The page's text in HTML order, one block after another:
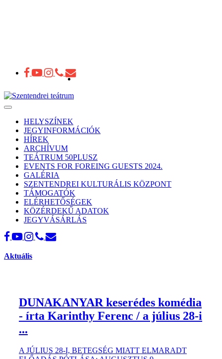
Toggle
navigationHELYSZÍNEK
JEGYINFORMÁCIÓK
HÍREK
ARCHÍVUM
TEÁTRUM 50PLUSZ
EVENTS FOR FOREING GUESTS 2024.
GALÉRIA
SZENTENDREI KULTURÁLIS KÖZPONT
TÁMOGATÓK
ELÉRHETŐSÉGEK
KÖZÉRDEKŰ ADATOK
JEGYVÁSÁRLÁS
Aktuális
DUNAKANYAR keserédes komédia
- írta Karinthy Ferenc / a július 28-i
...
A JÚLIUS 28-I, BETEGSÉG MIATT ELMARADT